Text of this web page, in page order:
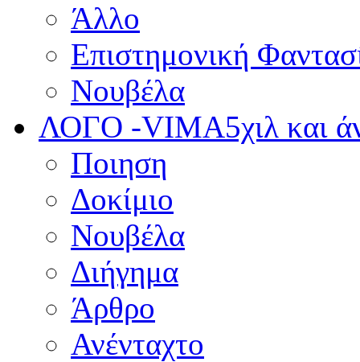
Άλλο
Επιστημονική
Νουβέλα
ΛΟΓΟ -VIMA5χιλ και
Ποιηση
Δοκίμιο
Νουβέλα
Διήγημα
Άρθρο
Ανένταχτο